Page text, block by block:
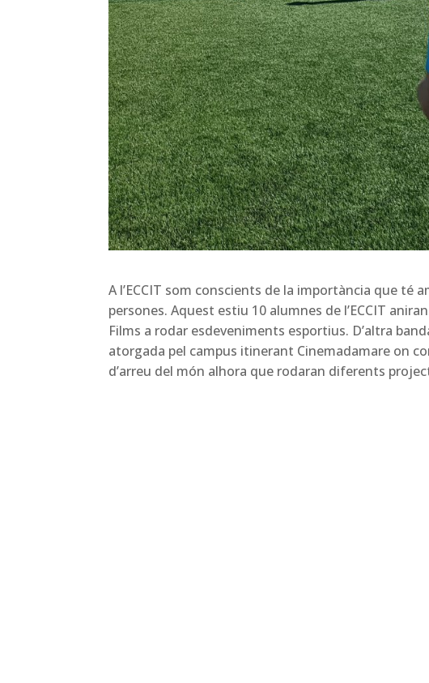
A l’ECCIT som conscients de la importància que
persones. Aquest estiu 10 alumnes de l’ECCIT
Films a rodar esdeveniments esportius. D’altra
atorgada pel campus itinerant Cinemadamare on
d’arreu del món alhora que rodaran diferents